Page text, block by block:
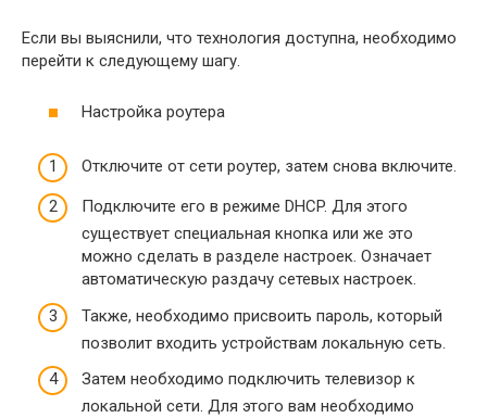
Если вы выяснили, что технология доступна, необходимо
перейти к следующему шагу.
Настройка роутера
Отключите от сети роутер, затем снова включите.
Подключите его в режиме DHCP. Для этого
существует специальная кнопка или же это
можно сделать в разделе настроек. Означает
автоматическую раздачу сетевых настроек.
Также, необходимо присвоить пароль, который
позволит входить устройствам локальную сеть.
Затем необходимо подключить телевизор к
локальной сети. Для этого вам необходимо